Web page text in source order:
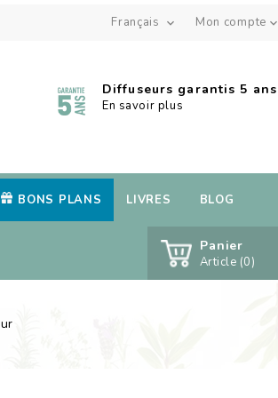
Français  Mon compte 
Diffuseurs garantis 5 ans
En savoir plus
BONS PLANS LIVRES BLOG
Article (0)
Panier